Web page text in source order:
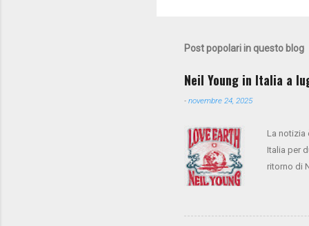
Post popolari in questo blog
Neil Young in Italia a
- novembre 24, 2025
La notizia
Italia per
ritorno di
cori),
presale